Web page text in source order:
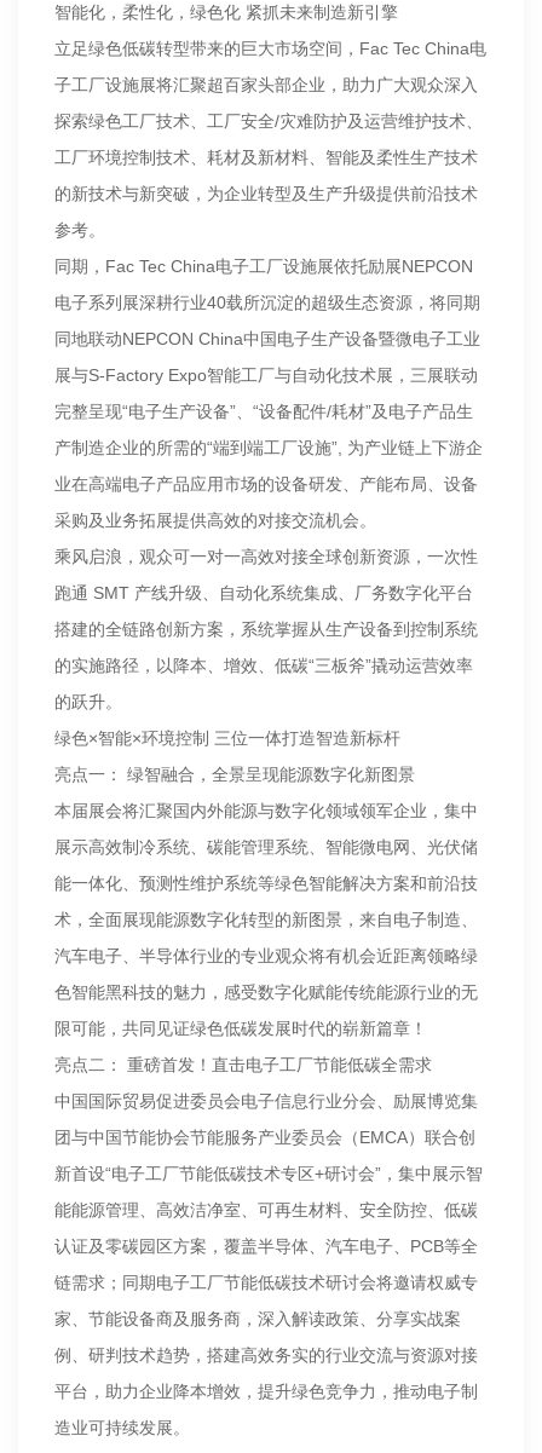
智能化，柔性化，绿色化 紧抓未来制造新引擎
立足绿色低碳转型带来的巨大市场空间，Fac Tec China电
子工厂设施展将汇聚超百家头部企业，助力广大观众深入
探索绿色工厂技术、工厂安全/灾难防护及运营维护技术、
工厂环境控制技术、耗材及新材料、智能及柔性生产技术
的新技术与新突破，为企业转型及生产升级提供前沿技术
参考。
同期，Fac Tec China电子工厂设施展依托励展NEPCON
电子系列展深耕行业40载所沉淀的超级生态资源，将同期
同地联动NEPCON China中国电子生产设备暨微电子工业
展与S-Factory Expo智能工厂与自动化技术展，三展联动
完整呈现“电子生产设备”、“设备配件/耗材”及电子产品生
产制造企业的所需的“端到端工厂设施”, 为产业链上下游企
业在高端电子产品应用市场的设备研发、产能布局、设备
采购及业务拓展提供高效的对接交流机会。
乘风启浪，观众可一对一高效对接全球创新资源，一次性
跑通 SMT 产线升级、自动化系统集成、厂务数字化平台
搭建的全链路创新方案，系统掌握从生产设备到控制系统
的实施路径，以降本、增效、低碳“三板斧”撬动运营效率
的跃升。
绿色×智能×环境控制 三位一体打造智造新标杆
亮点一： 绿智融合，全景呈现能源数字化新图景
本届展会将汇聚国内外能源与数字化领域领军企业，集中
展示高效制冷系统、碳能管理系统、智能微电网、光伏储
能一体化、预测性维护系统等绿色智能解决方案和前沿技
术，全面展现能源数字化转型的新图景，来自电子制造、
汽车电子、半导体行业的专业观众将有机会近距离领略绿
色智能黑科技的魅力，感受数字化赋能传统能源行业的无
限可能，共同见证绿色低碳发展时代的崭新篇章！
亮点二： 重磅首发！直击电子工厂节能低碳全需求
中国国际贸易促进委员会电子信息行业分会、励展博览集
团与中国节能协会节能服务产业委员会（EMCA）联合创
新首设“电子工厂节能低碳技术专区+研讨会”，集中展示智
能能源管理、高效洁净室、可再生材料、安全防控、低碳
认证及零碳园区方案，覆盖半导体、汽车电子、PCB等全
链需求；同期电子工厂节能低碳技术研讨会将邀请权威专
家、节能设备商及服务商，深入解读政策、分享实战案
例、研判技术趋势，搭建高效务实的行业交流与资源对接
平台，助力企业降本增效，提升绿色竞争力，推动电子制
造业可持续发展。